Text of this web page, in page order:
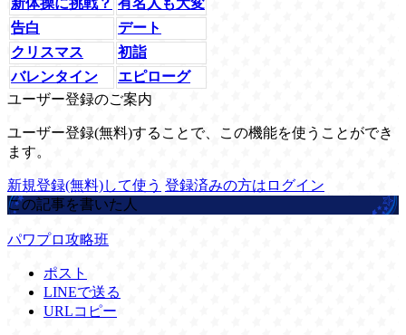
告白
デート
クリスマス
初詣
バレンタイン
エピローグ
ユーザー登録のご案内
ユーザー登録(無料)することで、この機能を使うことができ
ます。
新規登録(無料)して使う 登録済みの方はログイン
この記事を書いた人
パワプロ攻略班
ポスト
LINEで送る
URLコピー